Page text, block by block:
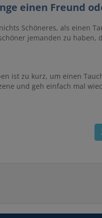
einen Freund
Schöneres, als einen
jemanden zu haben,
ist zu kurz, um einen
und geh einfach mal